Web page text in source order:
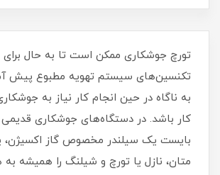
تورچ جوشکاری ممکن است تا به حال
تکنسین‌های سیستم تهویه مطبوع پیش
به ناگاه در حین انجام کار نیاز به
کار باشد. در دستگاه‌های جوشکاری
بایست یک سیلندر مخصوص گاز اکسیژن،
متان، نازل یا تورچ و شیلنگ را همیشه به